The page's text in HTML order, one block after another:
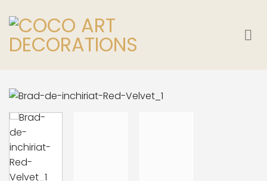
to
content